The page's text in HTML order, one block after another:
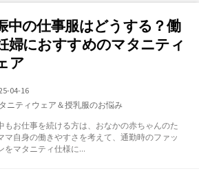
中の仕事服はどうする？働
婦におすすめのマタニティ
ア
04-16
ニティウェア＆授乳服のお悩み
もお仕事を続ける方は、おなかの赤ちゃんのた
マ自身の働きやすさを考えて、通勤時のファッ
をマタニティ仕様に...